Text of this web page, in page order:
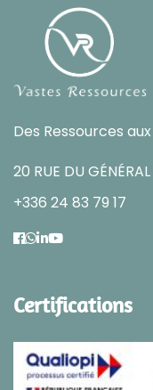
Des Ressources
20 RUE DU
+336 24 83 79 17
Certifications